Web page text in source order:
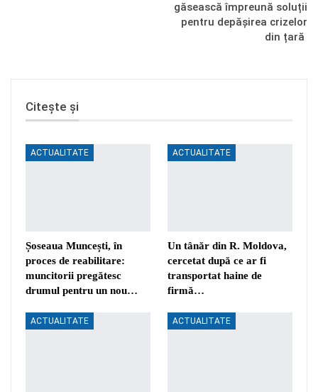
găsească împreună soluții
pentru depășirea crizelor
din țară
Citește și
ACTUALITATE
Șoseaua Muncești, în
proces de reabilitare:
muncitorii pregătesc
drumul pentru un nou…
ACTUALITATE
Un tânăr din R. Moldova,
cercetat după ce ar fi
transportat haine de
firmă…
ACTUALITATE ACTUALITATE